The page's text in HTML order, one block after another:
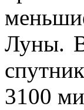
Луны.
3100